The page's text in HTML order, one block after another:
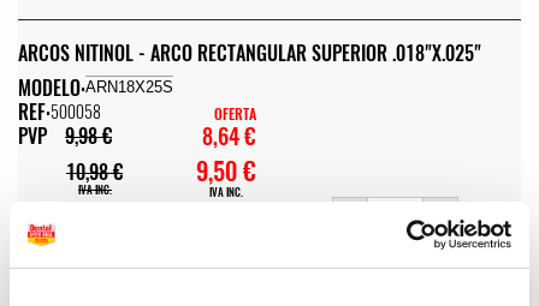
ARCOS NITINOL - ARCO RECTANGULAR SUPERIOR .018"X.025"
MODELO:ARN18X25S
REF:500058
PVP
9,98 €
10,98 €
IVA INC.
OFERTA
8,64 €
9,50 €
IVA INC.
+